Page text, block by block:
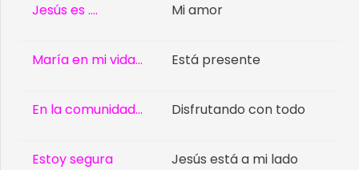
Jesús es …. Mi amor
María en mi vida… Está presente
En la comunidad… Disfrutando con todo
Estoy segura
Jesús está a mi lado